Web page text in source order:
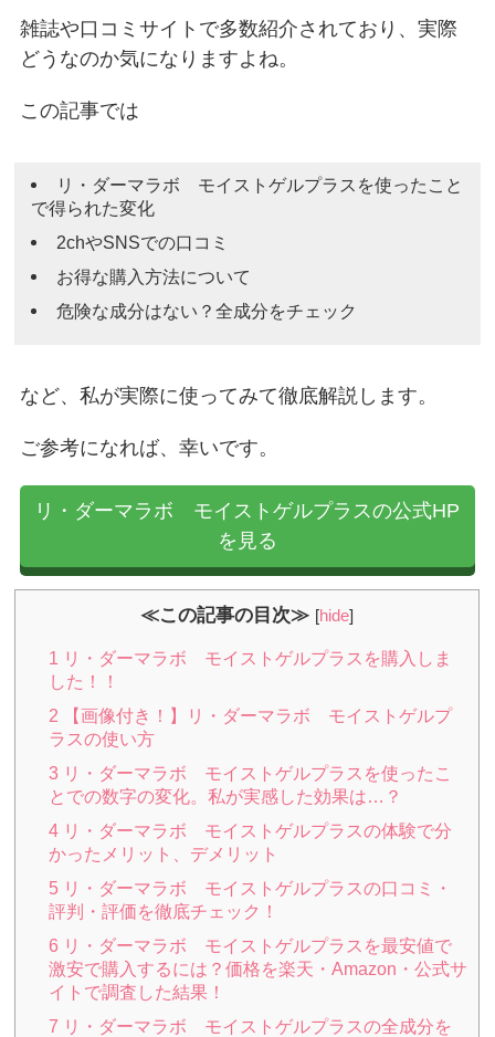
雑誌や口コミサイトで多数紹介されており、実際
どうなのか気になりますよね。
この記事では
リ・ダーマラボ モイストゲルプラスを使ったこと
で得られた変化
2chやSNSでの口コミ
お得な購入方法について
危険な成分はない？全成分をチェック
など、私が実際に使ってみて徹底解説します。
ご参考になれば、幸いです。
リ・ダーマラボ モイストゲルプラスの公式HP
を見る
≪この記事の目次≫ [hide]
1 リ・ダーマラボ モイストゲルプラスを購入しま
した！！
2 【画像付き！】リ・ダーマラボ モイストゲルプ
ラスの使い方
3 リ・ダーマラボ モイストゲルプラスを使ったこ
とでの数字の変化。私が実感した効果は…？
4 リ・ダーマラボ モイストゲルプラスの体験で分
かったメリット、デメリット
5 リ・ダーマラボ モイストゲルプラスの口コミ・
評判・評価を徹底チェック！
6 リ・ダーマラボ モイストゲルプラスを最安値で
激安で購入するには？価格を楽天・Amazon・公式サ
イトで調査した結果！
7 リ・ダーマラボ モイストゲルプラスの全成分を